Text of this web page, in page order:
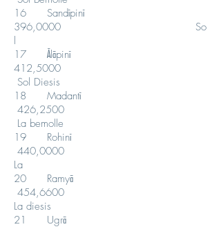
16 Sandīpinī
396,0000 So
l
17 Ālāpinī
412,5000
Sol Diesis
18 Madantī
426,2500
La bemolle
19 Rohinī
440,0000
La
20 Ramyā
454,6600
La diesis
21 Ugrā